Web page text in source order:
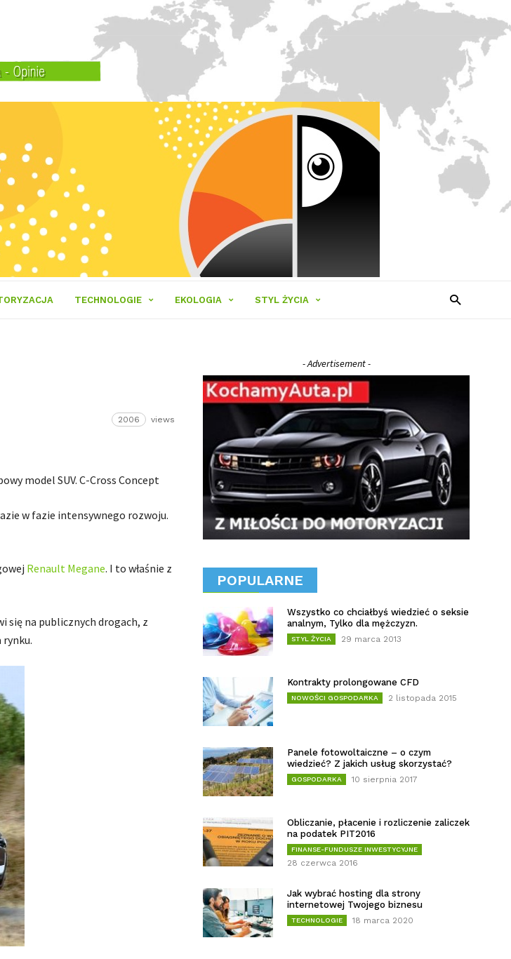
TECHNOLOGIE EKOLOGIA STYL ŻYCIA
2006 views
model SUV. C-Cross Concept
w fazie intensywnego rozwoju.
Renault Megane. I to właśnie z
się na publicznych drogach, z
- Advertisement -
POPULARNE
Wszystko co chciałbyś wiedzieć o seksie
analnym, Tylko dla mężczyzn.
STYL ŻYCIA 29 marca 2013
Kontrakty prolongowane CFD
NOWOŚCI GOSPODARKA 2 listopada 2015
Panele fotowoltaiczne – o czym
wiedzieć? Z jakich usług skorzystać?
GOSPODARKA 10 sierpnia 2017
Obliczanie, płacenie i rozliczenie zaliczek
na podatek PIT2016
FINANSE-FUNDUSZE INWESTYCYJNE
28 czerwca 2016
Jak wybrać hosting dla strony
internetowej Twojego biznesu
TECHNOLOGIE 18 marca 2020